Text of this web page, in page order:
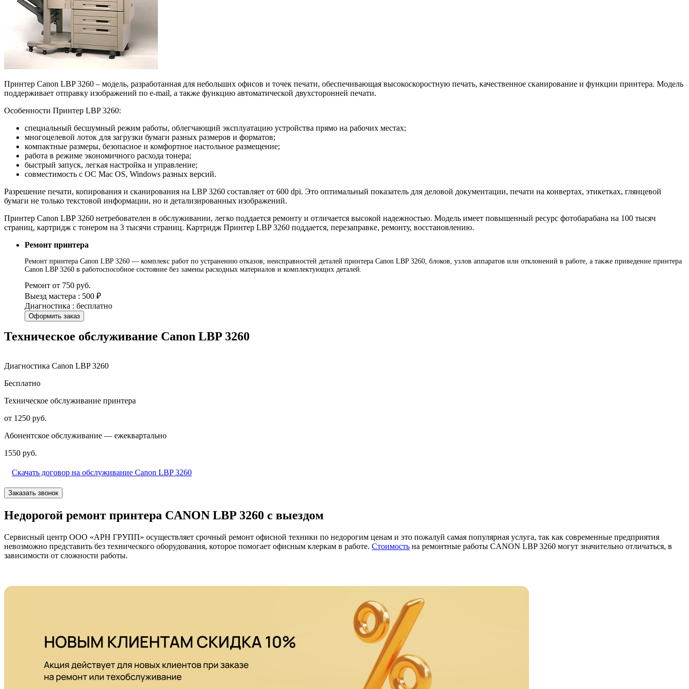
Принтер Canon LBP 3260 – модель, разработанная для небольших офисов и точек печати, обеспечивающая высокоскоростную печать, качественное сканирование и функции принтера. Модель
поддерживает отправку изображений по e-mail, а также функцию автоматической двухсторонней печати.
Особенности Принтер LBP 3260:
специальный бесшумный режим работы, облегчающий эксплуатацию устройства прямо на рабочих местах;
многоцелевой лоток для загрузки бумаги разных размеров и форматов;
компактные размеры, безопасное и комфортное настольное размещение;
работа в режиме экономичного расхода тонера;
быстрый запуск, легкая настройка и управление;
совместимость с ОС Mac OS, Windows разных версий.
Разрешение печати, копирования и сканирования на LBP 3260 составляет от 600 dpi. Это оптимальный показатель для деловой документации, печати на конвертах, этикетках, глянцевой
бумаги не только текстовой информации, но и детализированных изображений.
Принтер Canon LBP 3260 нетребователен в обслуживании, легко поддается ремонту и отличается высокой надежностью. Модель имеет повышенный ресурс фотобарабана на 100 тысяч
страниц, картридж с тонером на 3 тысячи страниц. Картридж Принтер LBP 3260 поддается, перезаправке, ремонту, восстановлению.
Ремонт принтера
Ремонт принтера Canon LBP 3260 — комплекс работ по устранению отказов, неисправностей деталей принтера Canon LBP 3260, блоков, узлов аппаратов или отклонений в работе, а также приведение принтера
Canon LBP 3260 в работоспособное состояние без замены расходных материалов и комплектующих деталей.
Ремонт от 750 руб.
Выезд мастера : 500 ₽
Диагностика : бесплатно
Оформить заказ
Техническое обслуживание Canon LBP 3260
Диагностика Canon LBP 3260
Бесплатно
Техническое обслуживание принтера
от 1250 руб.
Абонентское обслуживание — ежеквартально
1550 руб.
Скачать договор на обслуживание Canon LBP 3260
Заказать звонок
Недорогой ремонт принтера CANON LBP 3260 с выездом
Сервисный центр ООО «АРН ГРУПП» осуществляет срочный ремонт офисной техники по недорогим ценам и это пожалуй самая популярная услуга, так как современные предприятия
невозможно представить без технического оборудования, которое помогает офисным клеркам в работе. Стоимость на ремонтные работы CANON LBP 3260 могут значительно отличаться, в
зависимости от сложности работы.